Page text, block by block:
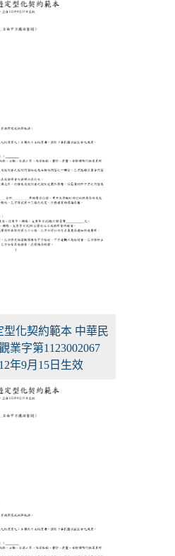
型化契約範本 中華民
業字第1123002067
年9月15日生效